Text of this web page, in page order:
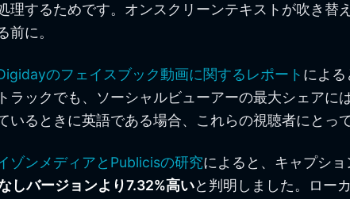
するためです。オンスクリーンテキストが吹き替
に。
のフェイスブック動画に関するレポート によ
ラックでも、ソーシャルビューアーの最大シェア
るときに英語である場合、これらの視聴者にとっ
ゾンメディアとPublicisの研究によると、キャプシ
しバージョンより7.32%高いと判明しました。ロー